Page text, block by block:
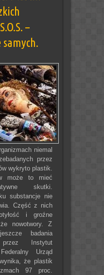
–
niemal
przez
wykryto plastik.
może to mieć
skutki.
substancje nie
Część z nich
i groźne
nowotwory. Z
badania
przez Instytut
Urząd
że plastik
97 proc.